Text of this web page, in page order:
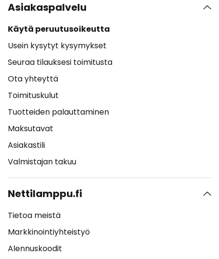
Asiakaspalvelu
Käytä peruutusoikeutta
Usein kysytyt kysymykset
Seuraa tilauksesi toimitusta
Ota yhteyttä
Toimituskulut
Tuotteiden palauttaminen
Maksutavat
Asiakastili
Valmistajan takuu
Nettilamppu.fi
Tietoa meistä
Markkinointiyhteistyö
Alennuskoodit